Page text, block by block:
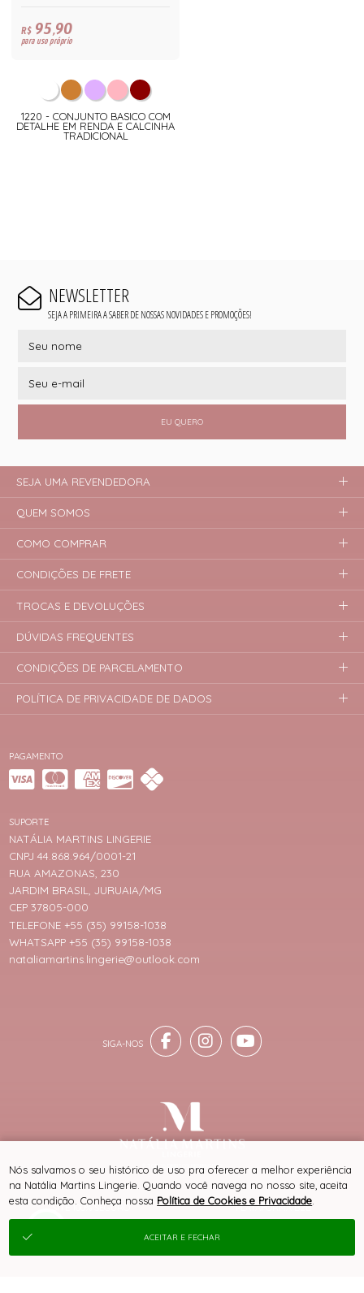
R$95,90
para uso próprio
1220 - CONJUNTO BASICO COM
DETALHE EM RENDA E CALCINHA
TRADICIONAL
NEWSLETTER
SEJA A PRIMEIRA A SABER DE NOSSAS NOVIDADES E PROMOÇÕES!
EU QUERO
PAGAMENTO
SITE 100% SEGURO PLATAFORMA B2B
SUPORTE
NATÁLIA MARTINS LINGERIE
CNPJ 44.868.964/0001-21
RUA AMAZONAS, 230
JARDIM BRASIL, JURUAIA/MG
CEP 37805-000
TELEFONE +55 (35) 99158-1038
WHATSAPP +55 (35) 99158-1038
nataliamartins.lingerie@outlook.com
SEJA UMA REVENDEDORA
QUEM SOMOS
COMO COMPRAR
CONDIÇÕES DE FRETE
TROCAS E DEVOLUÇÕES
DÚVIDAS FREQUENTES
CONDIÇÕES DE PARCELAMENTO
POLÍTICA DE PRIVACIDADE DE DADOS
® TODOS DIREITOS RESERVADOS
Nós salvamos o seu histórico de uso pra oferecer a melhor experiência
na Natália Martins Lingerie. Quando você navega no nosso site, aceita
esta condição. Conheça nossa Política de Cookies e Privacidade
ACEITAR E FECHAR